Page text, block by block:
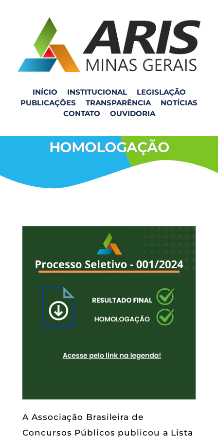
INÍCIO INSTITUCIONAL
LEGISLAÇÃO
PUBLICAÇÕES
TRANSPARÊNCIA
NOTÍCIAS
CONTATO
OUVIDORIA
PROCESSO SELETIVO –
HOMOLOGAÇÃO
A Associação Brasileira de
Concursos Públicos publicou a Lista